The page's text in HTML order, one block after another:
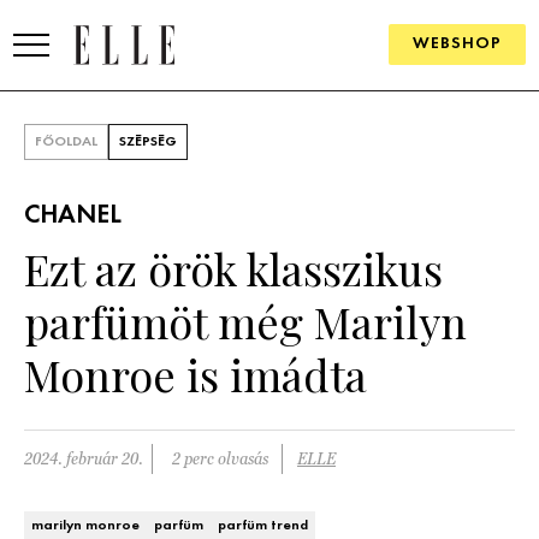
WEBSHOP
SZÉPSÉG
KULTÚRA
ÉLETMÓD
PÁRKAPCSOLAT
FŐOLDAL SZÉPSÉG
CHANEL
Ezt az örök klasszikus
parfümöt még Marilyn
Monroe is imádta
2024. február 20. 2 perc olvasás ELLE
marilyn monroe parfüm parfüm trend